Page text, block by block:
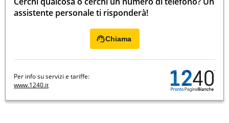
assistente personale ti risponderà!
Chiama
Per info su servizi e tariffe:
www.1240.it